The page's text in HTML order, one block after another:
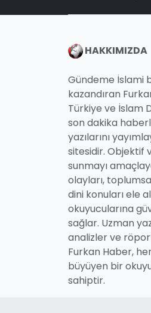
HAKKIMIZDA
Gündeme İslami
kazandıran
Türkiye ve İslam
son dakika
yazılarını
sitesidir. Objektif
sunmayı
olayları,
dini konuları ele
okuyucularına
sağlar. Uzman
analizler ve
Furkan Haber,
büyüyen bir
sahiptir.